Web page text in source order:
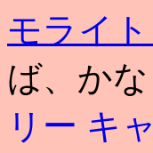
モライ
ば、か
リー キ